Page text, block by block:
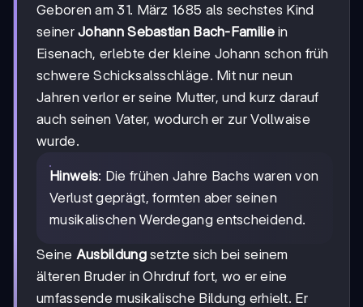
Geboren am 31. März 1685 als sechstes Kind
seinerJohann Sebastian Bach-Familiein
Eisenach, erlebte der kleine Johann schon früh
schwere Schicksalsschläge. Mit nur neun
Jahren verlor er seine Mutter, und kurz darauf
auch seinen Vater, wodurch er zur Vollwaise
wurde.
Hinweis: Die frühen Jahre Bachs waren von
Verlust geprägt, formten aber seinen
musikalischen Werdegang entscheidend.
Seine Ausbildungsetzte sich bei seinem
älteren Bruder in Ohrdruf fort, wo er eine
umfassende musikalische Bildung erhielt. Er